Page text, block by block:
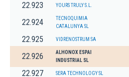
22.923 YOURS TRULY S.L.
22.924
TECNOQUIMIA
CATALUNYA SL
22.925 VIDRENOSTRUM SA
22.926
ALHONOX ESPAI
INDUSTRIAL SL
22.927 SERA TECHNOLOGY SL